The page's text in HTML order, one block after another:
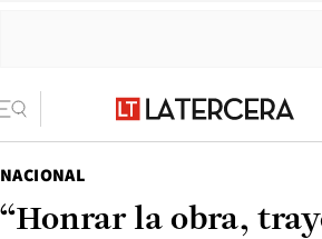
NACIONAL
“Honrar la obra,